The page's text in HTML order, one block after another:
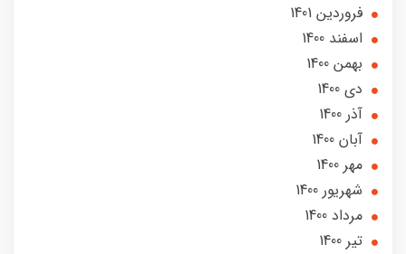
فروردین 1401
اسفند 1400
بهمن 1400
دی 1400
آذر 1400
آبان 1400
مهر 1400
شهریور 1400
مرداد 1400
تير 1400